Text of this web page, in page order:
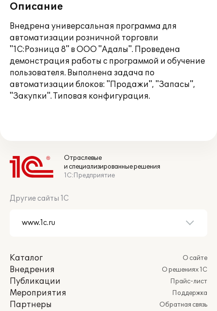
Описание
Внедрена универсальная программа для
автоматизации розничной торговли
"1С:Розница 8" в ООО "Адалы". Проведена
демонстрация работы с программой и обучение
пользователя. Выполнена задача по
автоматизации блоков: "Продажи", "Запасы",
"Закупки". Типовая конфигурация.
Отраслевые
и специализированные решения
1С:Предприятие
Другие сайты 1С
Каталог
Внедрения
Публикации
Мероприятия
Партнеры
О сайте
О решениях 1С
Прайс-лист
Поддержка
Обратная связь